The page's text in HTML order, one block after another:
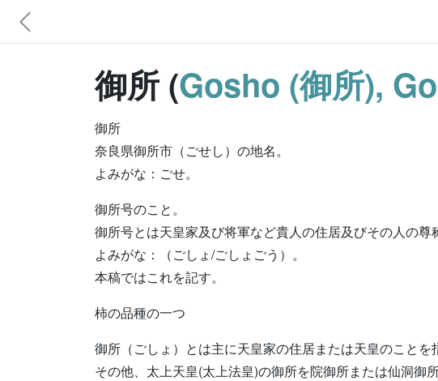
御所 (Gosho (御所),
御所
奈良県御所市（ごせし）の地名。
よみがな：ごせ。
御所号のこと。
御所号とは天皇家及び将軍など貴人の住居及びその人の尊
よみがな：（ごしょ/ごしょごう）。
本稿ではこれを記す。
柿の品種の一つ
御所（ごしょ）とは主に天皇家の住居または天皇のことを
その他、太上天皇(太上法皇)の御所を院御所または仙洞御